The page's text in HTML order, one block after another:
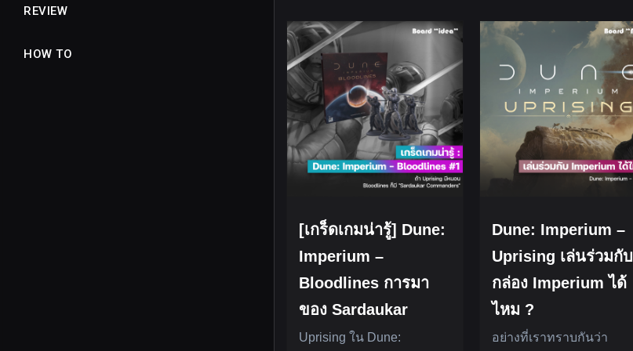
REVIEW
HOW TO
[เกร็ดเกมน่ารู้] Dune:
Imperium –
Bloodlines การมา
ของ Sardaukar
Uprising ใน Dune:
Dune: Imperium –
Uprising เล่นร่วมกับ
กล่อง Imperium ได้
ไหม ?
อย่างที่เราทราบกันว่า